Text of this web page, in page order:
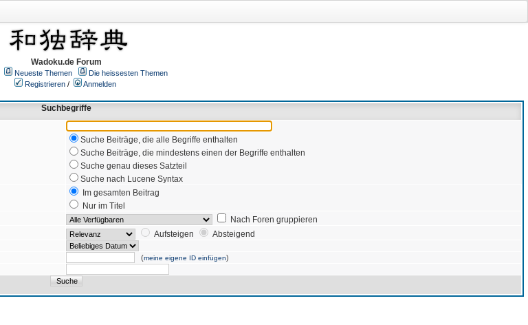
Wadoku.de Forum
Neueste Themen
Die heissesten Themen
Registrieren /
Anmelden
Suchbegriffe
Suche Beiträge, die alle Begriffe enthalten
Suche Beiträge, die mindestens einen der Begriffe enthalten
Suche genau dieses Satzteil
Suche nach Lucene Syntax
Im gesamten Beitrag
Nur im Titel
Nach Foren gruppieren
Aufsteigen
Absteigend
(meine eigene ID einfügen)